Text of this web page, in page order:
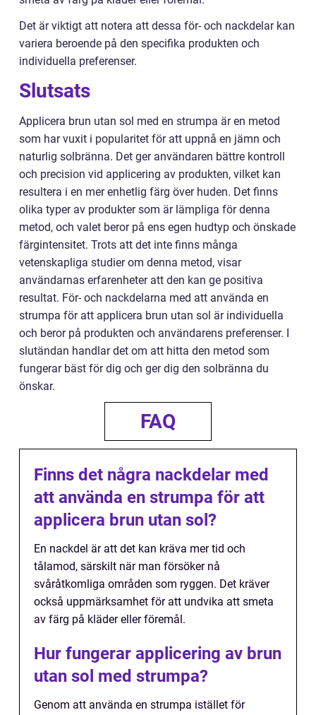
Det är viktigt att notera att dessa för- och nackdelar kan
variera beroende på den specifika produkten och
individuella preferenser.
Slutsats
Applicera brun utan sol med en strumpa är en metod
som har vuxit i popularitet för att uppnå en jämn och
naturlig solbränna. Det ger användaren bättre kontroll
och precision vid applicering av produkten, vilket kan
resultera i en mer enhetlig färg över huden. Det finns
olika typer av produkter som är lämpliga för denna
metod, och valet beror på ens egen hudtyp och önskade
färgintensitet. Trots att det inte finns många
vetenskapliga studier om denna metod, visar
användarnas erfarenheter att den kan ge positiva
resultat. För- och nackdelarna med att använda en
strumpa för att applicera brun utan sol är individuella
och beror på produkten och användarens preferenser. I
slutändan handlar det om att hitta den metod som
fungerar bäst för dig och ger dig den solbränna du
önskar.
FAQ
Finns det några nackdelar med
att använda en strumpa för att
applicera brun utan sol?
En nackdel är att det kan kräva mer tid och
tålamod, särskilt när man försöker nå
svåråtkomliga områden som ryggen. Det kräver
också uppmärksamhet för att undvika att smeta
av färg på kläder eller föremål.
Hur fungerar applicering av brun
utan sol med strumpa?
Genom att använda en strumpa istället för